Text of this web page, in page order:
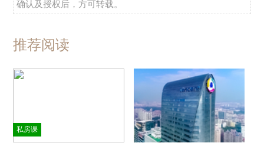
确认及授权后，方可转载。
推荐阅读
私房课